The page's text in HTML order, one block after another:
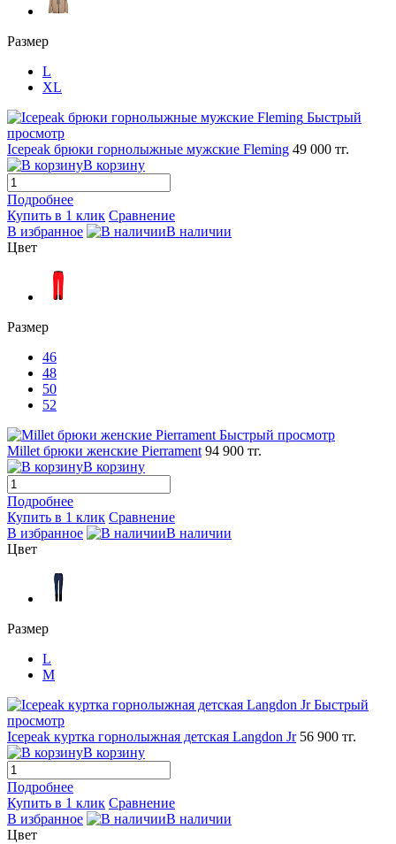
Размер
L
XL
Быстрый
просмотр
Icepeak брюки горнолыжные мужские Fleming 49 000 тг.
В корзину
Подробнее
Купить в 1 клик Сравнение
В избранное
В наличии
Цвет
Размер
46
48
50
52
Быстрый просмотр
Millet брюки женские Pierrament 94 900 тг.
В корзину
Подробнее
Купить в 1 клик Сравнение
В избранное
В наличии
Цвет
Размер
L
M
Быстрый
просмотр
Icepeak куртка горнолыжная детская Langdon Jr 56 900 тг.
В корзину
Подробнее
Купить в 1 клик Сравнение
В избранное
В наличии
Цвет